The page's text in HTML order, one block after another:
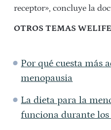
receptor», concluye la
OTROS TEMAS WELIFE
Por qué cuesta más
menopausia
La dieta para la
funciona durante